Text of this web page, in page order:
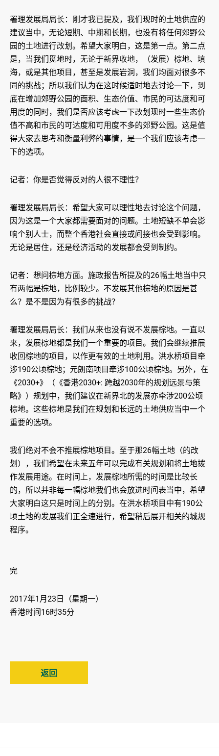
署理发展局局长：刚才我已提及，我们现时的土地供应的
建议当中，无论短期、中期和长期，也没有将任何郊野公
园的土地进行改划。希望大家明白，这是第一点。第二点
是，当我们觅地时，无论于新界收地，（发展）棕地、填
海，或是其他项目，甚至是发展岩洞，我们均面对很多不
同的挑战；所以我们认为在这时候适时地去讨论一下，到
底在增加郊野公园的面积、生态价值、市民的可达度和可
用度的同时，我们是否应该考虑一下改划现时一些生态价
值不高和市民的可达度和可用度不多的郊野公园。这是值
得大家去思考和衡量利弊的事情，是一个我们应该考虑一
下的选项。
记者：你是否觉得反对的人很不理性？
署理发展局局长：希望大家可以理性地去讨论这个问题，
因为这是一个大家都需要面对的问题。土地短缺不单会影
响个别人士，而整个香港社会直接或间接也会受到影响。
无论是居住，还是经济活动的发展都会受到制约。
记者：想问棕地方面。施政报告所提及的26幅土地当中只
有两幅是棕地，比例较少。不发展其他棕地的原因是甚
么？是不是因为有很多的挑战？
署理发展局局长：我们从来也没有说不发展棕地。一直以
来，发展棕地都是我们一个重要的项目。我们会继续推展
收回棕地的项目，以作更有效的土地利用。洪水桥项目牵
涉190公顷棕地；元朗南项目牵涉100公顷棕地。另外，在
《2030+》（《香港2030+: 跨越2030年的规划远景与策
略》）规划中，我们建议在新界北的发展亦牵涉200公顷
棕地。这些棕地是我们在规划和长远的土地供应当中一个
重要的选项。
我们绝对不会不推展棕地项目。至于那26幅土地（的改
划），我们希望在未来五年可以完成有关规划和将土地拨
作发展用途。在时间上，发展棕地所需的时间是比较长
的，所以并非每一幅棕地我们也会放进时间表当中，希望
大家明白这只是时间上的分别。在洪水桥项目中有190公
顷土地的发展我们正全速进行，希望稍后展开相关的城规
程序。
完
2017年1月23日（星期一）
香港时间16时35分
返回